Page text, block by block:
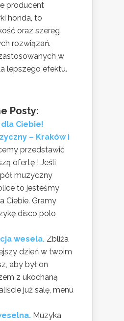
producent
honda, to
oraz szereg
rozwiązań.
w
lepszego efektu.
Posty:
Ciebie!
– Kraków i
przedstawić
ofertę ! Jeśli
muzyczny
to jesteśmy
Ciebie. Gramy
disco polo
wesela. Zbliża
dzień w twoim
aby był on
z ukochaną
już salę, menu
Muzyka